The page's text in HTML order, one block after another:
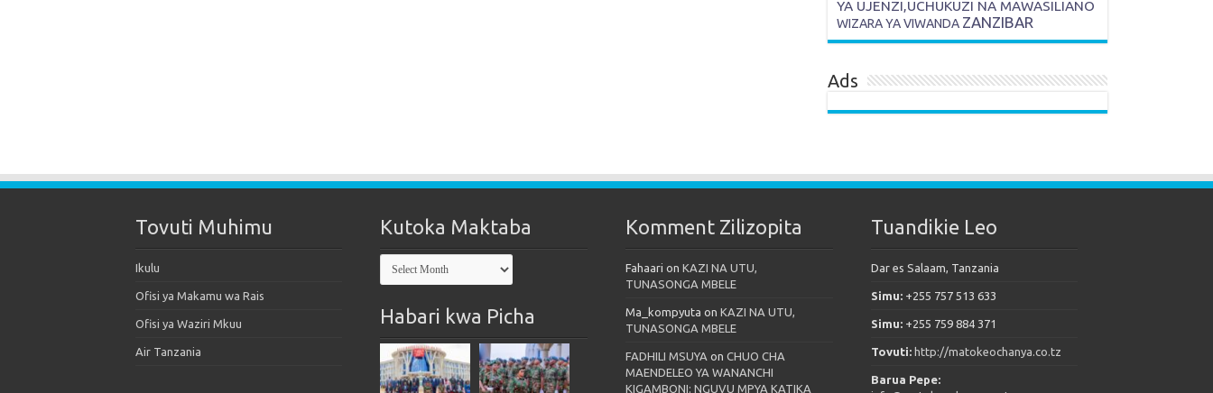
YA UJENZI,UCHUKUZI NA MAWASILIANO
WIZARA YA VIWANDA ZANZIBAR
Ads
Tovuti Muhimu
Ikulu
Ofisi ya Makamu wa Rais
Ofisi ya Waziri Mkuu
Air Tanzania
Kutoka Maktaba
Kutoka
Maktaba
Habari kwa Picha
Komment Zilizopita
Fahaari on KAZI NA UTU,
TUNASONGA MBELE
Ma_kompyuta on KAZI NA UTU,
TUNASONGA MBELE
FADHILI MSUYA on CHUO CHA
MAENDELEO YA WANANCHI
KIGAMBONI: NGUVU MPYA KATIKA
Tuandikie Leo
Dar es Salaam, Tanzania
Simu: +255 757 513 633
Simu: +255 759 884 371
Tovuti: http://matokeochanya.co.tz
Barua Pepe: